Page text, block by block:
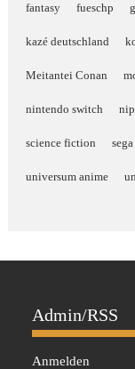
fantasy fueschp
kazé deutschland
Meitantei Conan
nintendo switch
science fiction sega
universum anime
Admin/RSS
Anmelden